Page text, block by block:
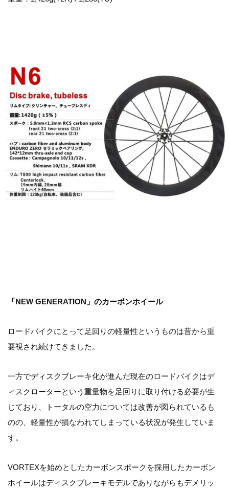
「NEW GENERATION」のカーボンホイール
ロードバイクにとって足回りの軽量性というものは昔から重
要視され続けてきました。
一方でディスクブレーキ化が進んだ現在のロードバイクはデ
ィスクローターという重量物を足回りに取り付ける必要が生
じており、トータルの空力については改善が図られているも
のの、軽量性が損なわれてしまっている状況が発生していま
す。
VORTEXを始めとしたカーボンスポークを採用したカーボン
ホイールはディスクブレーキモデルでありながらもデメリッ